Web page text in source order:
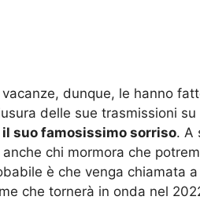
vacanze, dunque, le hanno
delle sue trasmissioni su
il suo famosissimo sorriso. A
anche chi mormora che
è che venga chiamata
che tornerà in onda nel